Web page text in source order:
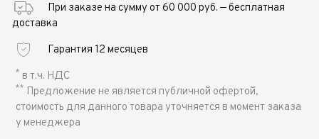
При заказе на сумму от 60 000 руб. — бесплатная
доставка
Гарантия 12 месяцев
* в т.ч. НДС
** Предложение не является публичной офертой,
стоимость для данного товара уточняется в момент заказа
у менеджера